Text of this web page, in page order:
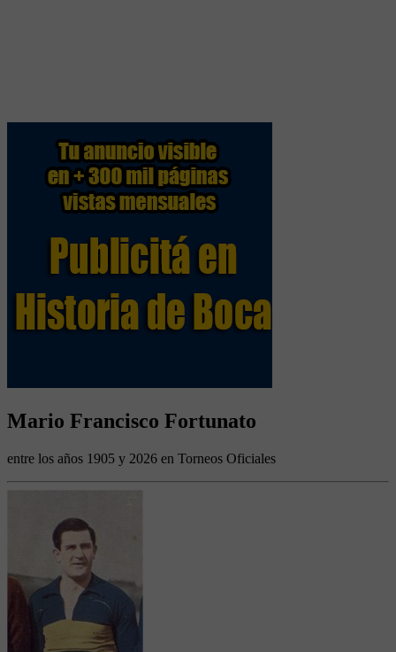
Mario Francisco Fortunato
entre los años 1905 y 2026 en Torneos Oficiales